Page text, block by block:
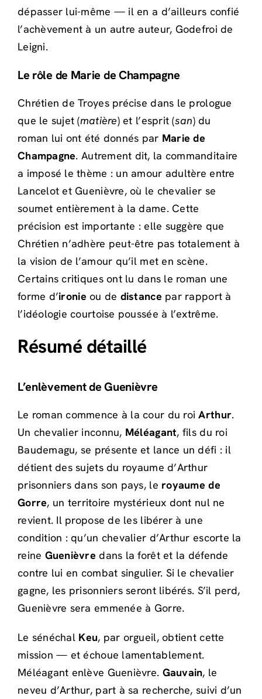
dépasser lui-même — il en a d’ailleurs confié
l’achèvement à un autre auteur, Godefroi de
Leigni.
Le rôle de Marie de Champagne
Chrétien de Troyes précise dans le prologue
que le sujet (matière) et l’esprit (san) du
roman lui ont été donnés par Marie de
Champagne. Autrement dit, la commanditaire
a imposé le thème : un amour adultère entre
Lancelot et Guenièvre, où le chevalier se
soumet entièrement à la dame. Cette
précision est importante : elle suggère que
Chrétien n’adhère peut-être pas totalement à
la vision de l’amour qu’il met en scène.
Certains critiques ont lu dans le roman une
forme d’ironie ou de distance par rapport à
l’idéologie courtoise poussée à l’extrême.
Résumé détaillé
L’enlèvement de Guenièvre
Le roman commence à la cour du roiArthur.
Un chevalier inconnu, Méléagant, fils du roi
Baudemagu, se présente et lance un défi : il
détient des sujets du royaume d’Arthur
prisonniers dans son pays, le royaume de
Gorre, un territoire mystérieux dont nul ne
revient. Il propose de les libérer à une
condition : qu’un chevalier d’Arthur escorte la
reine Guenièvre dans la forêt et la défende
contre lui en combat singulier. Si le chevalier
gagne, les prisonniers seront libérés. S’il perd,
Guenièvre sera emmenée à Gorre.
Le sénéchal Keu, par orgueil, obtient cette
mission — et échoue lamentablement.
Méléagant enlève Guenièvre. Gauvain, le
neveu d’Arthur, part à sa recherche, suivi d’un